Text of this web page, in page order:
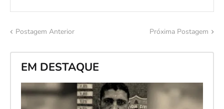
Postagem Anterior Próxima Postagem
EM DESTAQUE